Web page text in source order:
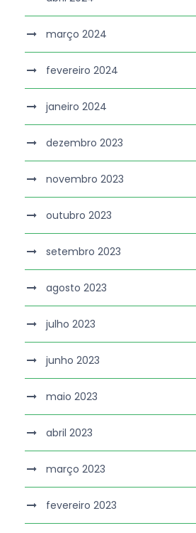
março 2024
fevereiro 2024
janeiro 2024
dezembro 2023
novembro 2023
outubro 2023
setembro 2023
agosto 2023
julho 2023
junho 2023
maio 2023
abril 2023
março 2023
fevereiro 2023